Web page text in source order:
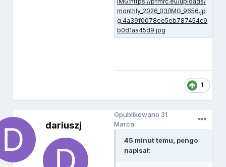
1
dariuszj
Opublikowano 31
Marca
45 minut temu, pengo
napisał: